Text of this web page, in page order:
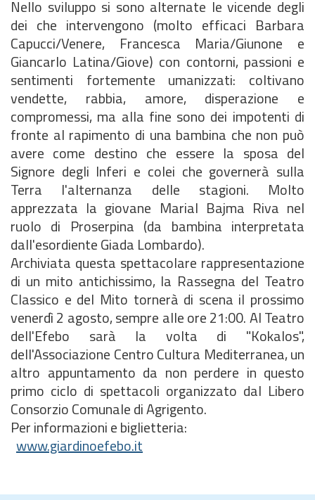
Nello sviluppo si sono alternate le vicende degli
dei che intervengono (molto efficaci Barbara
Capucci/Venere, Francesca Maria/Giunone e
Giancarlo Latina/Giove) con contorni, passioni e
sentimenti fortemente umanizzati: coltivano
vendette, rabbia, amore, disperazione e
compromessi, ma alla fine sono dei impotenti di
fronte al rapimento di una bambina che non può
avere come destino che essere la sposa del
Signore degli Inferi e colei che governerà sulla
Terra l'alternanza delle stagioni. Molto
apprezzata la giovane Marial Bajma Riva nel
ruolo di Proserpina (da bambina interpretata
dall'esordiente Giada Lombardo).
Archiviata questa spettacolare rappresentazione
di un mito antichissimo, la Rassegna del Teatro
Classico e del Mito tornerà di scena il prossimo
venerdì 2 agosto, sempre alle ore 21:00. Al Teatro
dell'Efebo sarà la volta di "Kokalos",
dell'Associazione Centro Cultura Mediterranea, un
altro appuntamento da non perdere in questo
primo ciclo di spettacoli organizzato dal Libero
Consorzio Comunale di Agrigento.
Per informazioni e biglietteria:
www.giardinoefebo.it